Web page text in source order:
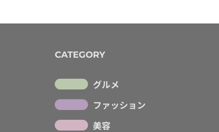
CATEGORY
グルメ
ファッション
美容